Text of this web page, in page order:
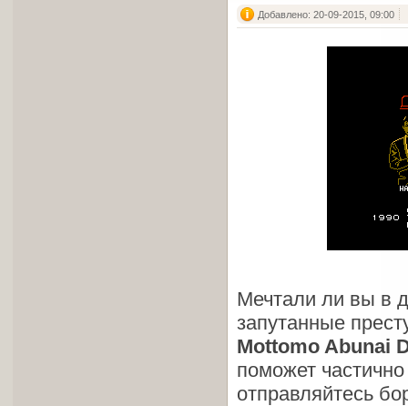
Добавлено: 20-09-2015, 09:00
Мечтали ли вы в
запутанные
Mottomo Abunai
поможет
отправляйтесь